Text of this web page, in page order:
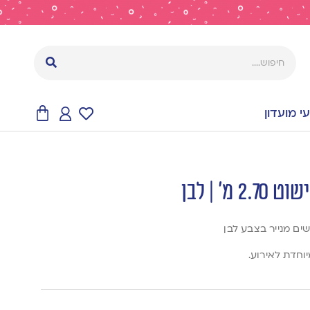
מועדון
| לבן
מנייר בצבע לבן
לאירוע.